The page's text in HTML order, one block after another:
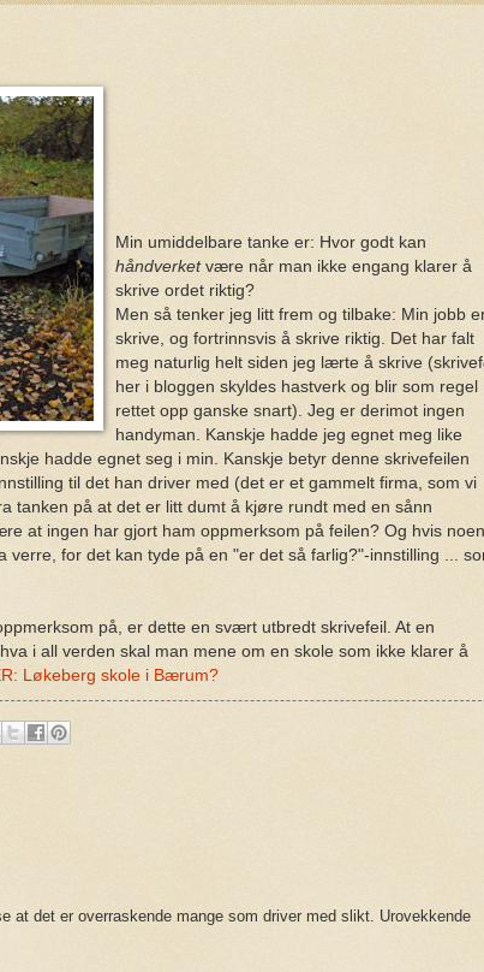
Min umiddelbare tanke er: Hvor godt kan
håndverketvære når man ikke engang klarer å
skrive ordet riktig?
Men så tenker jeg litt frem og tilbake: Min jobb
skrive, og fortrinnsvis å skrive riktig. Det har falt
meg naturlig helt siden jeg lærte å skrive
her i bloggen skyldes hastverk og blir som regel
rettet opp ganske snart). Jeg er derimot ingen
handyman. Kanskje hadde jeg egnet meg like
hadde egnet seg i min. Kanskje betyr denne skrivefeilen
til det han driver med (det er et gammelt firma, som vi
tanken på at det er litt dumt å kjøre rundt med en sånn
at ingen har gjort ham oppmerksom på feilen? Og hvis noen
verre, for det kan tyde på en "er det så farlig?"-innstilling ...
på, er dette en svært utbredt skrivefeil. At en
i all verden skal man mene om en skole som ikke klarer å
Løkeberg skole i Bærum?
at det er overraskende mange som driver med slikt. Urovekkende